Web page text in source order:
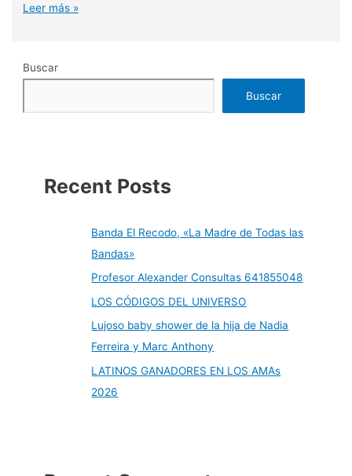
Ace
muere
a
Leer más »
Buscar
Buscar
Recent Posts
Banda El Recodo, «La Madre de Todas las
Bandas»
Profesor Alexander Consultas 641855048
LOS CÓDIGOS DEL UNIVERSO
Lujoso baby shower de la hija de Nadia
Ferreira y Marc Anthony
LATINOS GANADORES EN LOS AMAs
2026